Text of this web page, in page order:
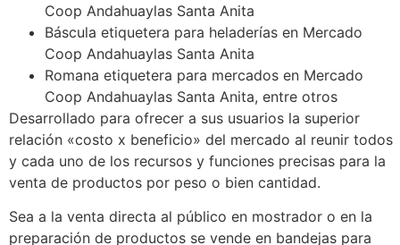
Coop Andahuaylas Santa Anita
Báscula etiquetera para heladerías en Mercado
Coop Andahuaylas Santa Anita
Romana etiquetera para mercados en Mercado
Coop Andahuaylas Santa Anita, entre otros
Desarrollado para ofrecer a sus usuarios la superior
relación «costo x beneficio» del mercado al reunir todos
y cada uno de los recursos y funciones precisas para la
venta de productos por peso o bien cantidad.
Sea a la venta directa al público en mostrador o en la
preparación de productos se vende en bandejas para